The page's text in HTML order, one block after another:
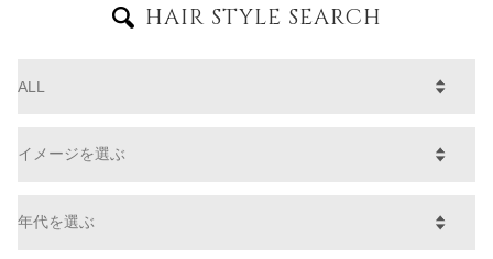
HAIR STYLE SEARCH